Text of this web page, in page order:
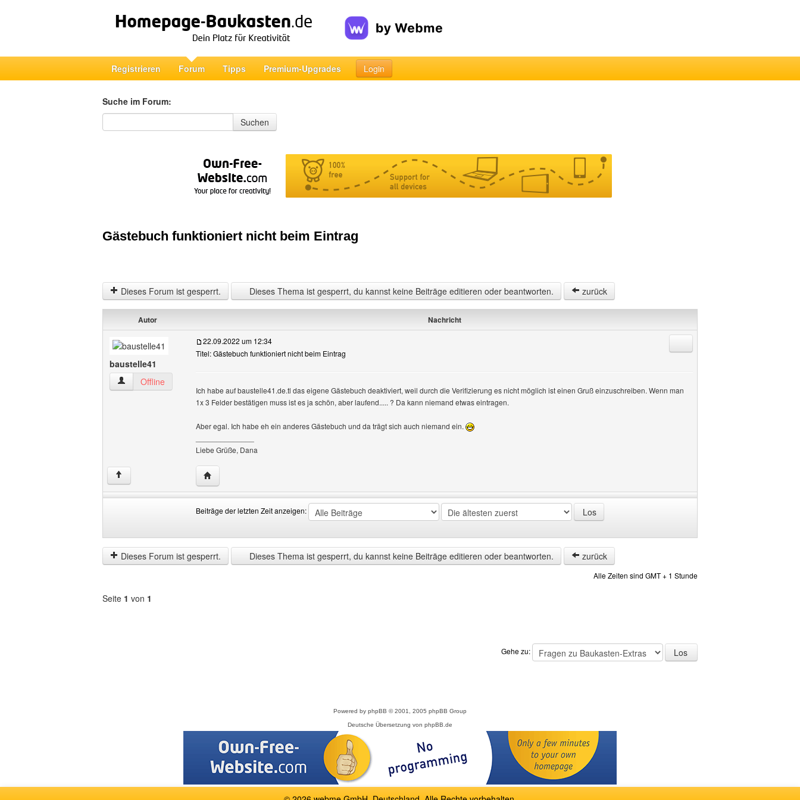
Registrieren Forum Tipps Premium-Upgrades Login
Suche im Forum:
Suche im Forum
Suchen
Gästebuch funktioniert nicht beim Eintrag
Dieses Forum ist gesperrt. Dieses Thema ist gesperrt, du kannst keine Beiträge editieren oder beantworten. zurück
Autor Nachricht
baustelle41
baustelle41 Benutzer-Profile anzeigen
Offline
22.09.2022 um 12:34
Titel: Gästebuch funktioniert nicht beim Eintrag
Ich habe auf baustelle41.de.tl das eigene Gästebuch deaktiviert, weil durch die Verifizierung es nicht möglich ist einen Gruß einzuschreiben. Wenn man
1x 3 Felder bestätigen muss ist es ja schön, aber laufend..... ? Da kann niemand etwas eintragen.
Aber egal. Ich habe eh ein anderes Gästebuch und da trägt sich auch niemand ein.
Liebe Grüße, Dana
↑ Website dieses Benutzers besuchen: baustelle41
Beiträge der letzten Zeit anzeigen:
der
letzten
Zeit
by
Dieses Forum ist gesperrt.
Dieses Thema ist gesperrt, du kannst keine Beiträge editieren oder beantworten. zurück
Alle Zeiten sind GMT + 1 Stunde
Seite 1 von 1
Gehe zu:
Powered by phpBB © 2001, 2005 phpBB Group
Deutsche Übersetzung von phpBB.de